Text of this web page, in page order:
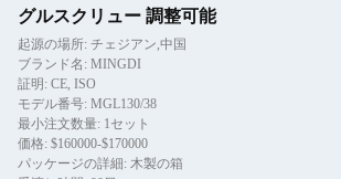
グルスクリュー 調整可能
起源の場所: チェジアン,中国
ブランド名: MINGDI
証明: CE, ISO
モデル番号: MGL130/38
最小注文数量: 1セット
価格: $160000-$170000
パッケージの詳細: 木製の箱